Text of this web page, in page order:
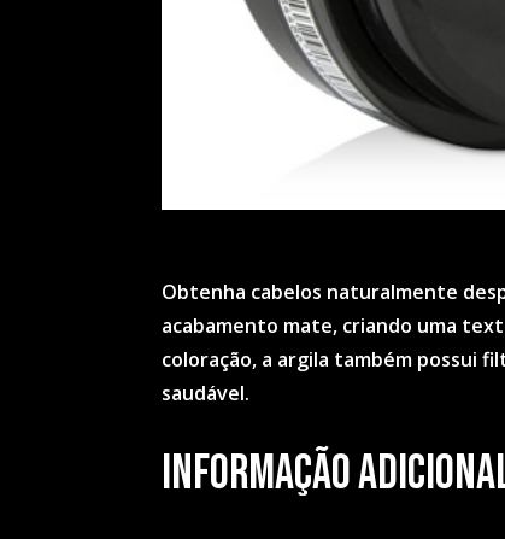
Obtenha cabelos naturalmente
acabamento mate, criando uma
coloração, a argila também possui
saudável.
Informação